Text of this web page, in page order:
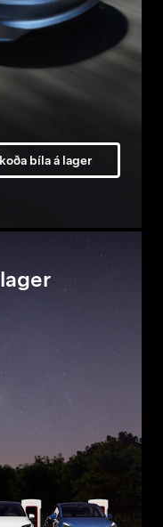
bíla á lager